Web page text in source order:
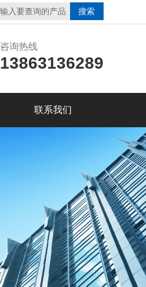
咨询热线
13863136289
联系我们